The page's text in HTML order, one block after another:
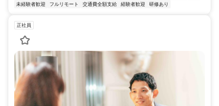
未経験者歓迎
フルリモート 交通費全額支給 経験者歓迎 研修あり
正社員